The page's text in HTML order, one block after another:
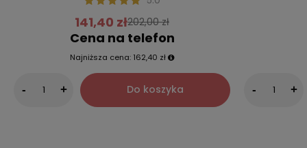
141,40 zł202,00 zł
Cena na telefon
Najniższa cena: 162,40 zł
- + Do koszyka - +